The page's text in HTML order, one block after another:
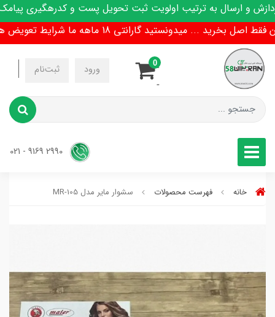
و ارسال به ترتیب اولویت ثبت تحویل پست و کدرهگیری پیامک
... میدونستید گارانتی 18 ماهه ما شرایط تعویض هم داره !
ورود ثبت‌نام
-
-
0
خانه فهرست محصولات سشوار مایر مدل MR-105